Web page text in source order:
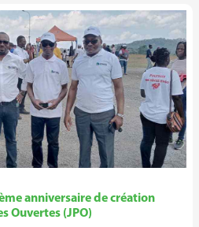
anniversaire de création
Ouvertes (JPO)